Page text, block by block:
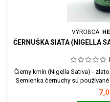
VÝROBCA:
ČERNUŠKA SIATA (NIGELLA
Čierny kmín (Nigella Sativa) -
Semienka černuchy sú
obranyschopnosť organizmu tým,
a majú priame